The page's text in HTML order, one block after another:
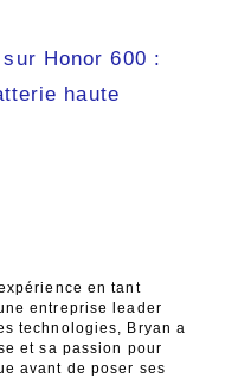
Honor 600 :
haute
en tant
entreprise leader
technologies, Bryan a
et sa passion pour
avant de poser ses